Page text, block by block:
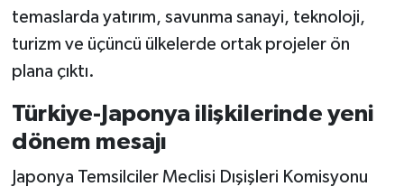
temaslarda yatırım, savunma sanayi, teknoloji,
turizm ve üçüncü ülkelerde ortak projeler ön
plana çıktı.
Türkiye-Japonya ilişkilerinde yeni
dönem mesajı
Japonya Temsilciler Meclisi Dışişleri Komisyonu